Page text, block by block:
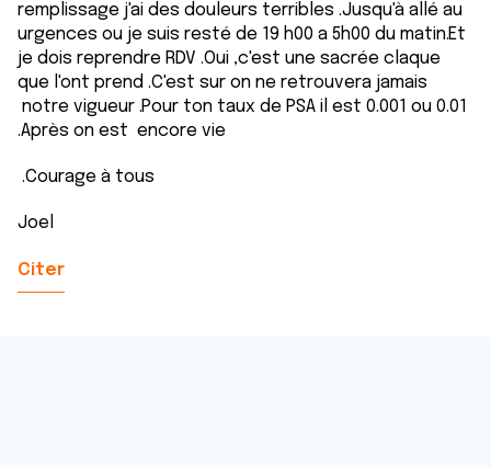
remplissage j'ai des douleurs terribles .Jusqu'à allé au
urgences ou je suis resté de 19 h00 a 5h00 du matin.Et
je dois reprendre RDV .Oui ,c'est une sacrée claque
que l'ont prend .C'est sur on ne retrouvera jamais
notre vigueur .Pour ton taux de PSA il est 0.001 ou 0.01
.Après on est encore vie
.Courage à tous
Joel
Citer